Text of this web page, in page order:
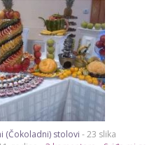
(Čokoladni) stolovi - 23 slika